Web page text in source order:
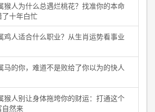
猴人为什么总遇烂桃花？找准你的本命
十年白忙
鸡人适合什么职业？从生肖运势看事业
马的你，难道不是败给了你以为的快人
猴人别让身体拖垮你的财运：打通这个
自然来